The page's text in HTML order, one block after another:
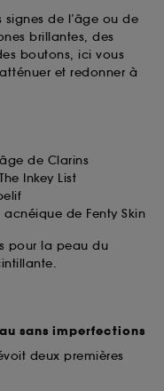
de l’âge ou de
brillantes, des
boutons, ici vous
et redonner à
de Clarins
Inkey List
de Fenty Skin
pour la peau du
sans imperfections
deux premières